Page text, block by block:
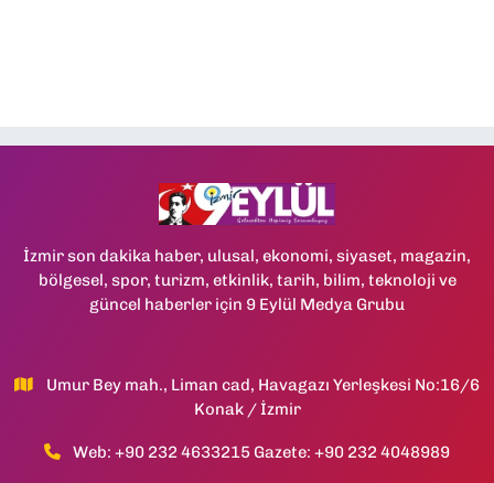
İzmir son dakika haber, ulusal, ekonomi, siyaset, magazin,
bölgesel, spor, turizm, etkinlik, tarih, bilim, teknoloji ve
güncel haberler için 9 Eylül Medya Grubu
Umur Bey mah., Liman cad, Havagazı Yerleşkesi No:16/6
Konak / İzmir
Web: +90 232 4633215 Gazete: +90 232 4048989